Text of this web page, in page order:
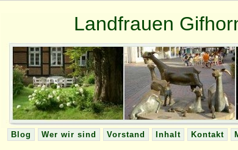
Landfrauen
Blog Wer wir sind Vorstand Inhalt Kontakt